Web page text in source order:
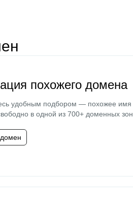
похожего домена
удобным подбором — похожее имя
в одной из 700+ доменных зон.